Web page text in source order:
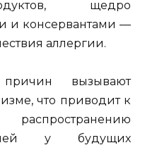
щедро
и консервантами —
аллергии.
вызывают
что приводит к
у будущих